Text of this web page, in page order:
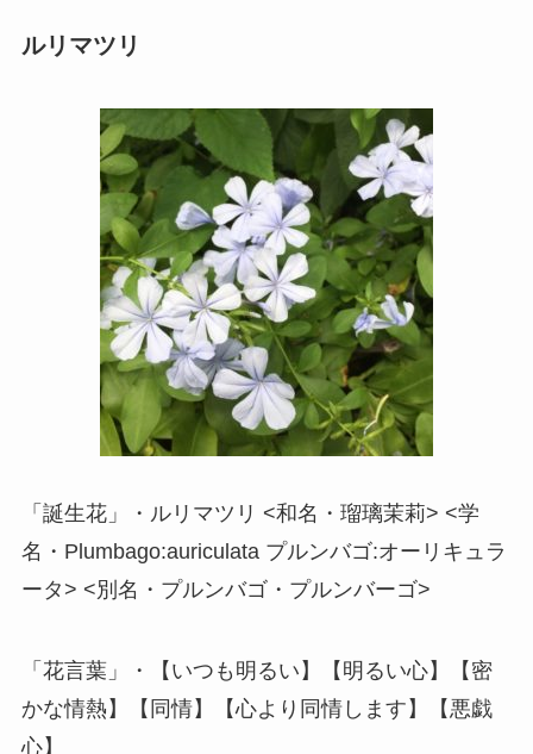
ルリマツリ
「誕生花」・ルリマツリ <和名・瑠璃茉莉> <学
名・Plumbago:auriculata プルンバゴ:オーリキュラ
ータ> <別名・プルンバゴ・プルンバーゴ>
「花言葉」・【いつも明るい】【明るい心】【密
かな情熱】【同情】【心より同情します】【悪戯
心】